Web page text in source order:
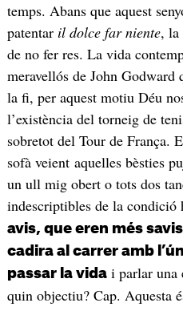
temps. Abans que aquest
patentar il dolce far niente, la
de no fer res. La vida
meravellós de John
la fi, per aquest motiu Déu
l’existència del torneig de
sobretot del Tour de França.
sofà veient aquelles bèsties
un ull mig obert o tots dos
indescriptibles de la condició
avis, que eren més
cadira al carrer amb
passar la vidai parlar una
quin objectiu? Cap. Aquesta